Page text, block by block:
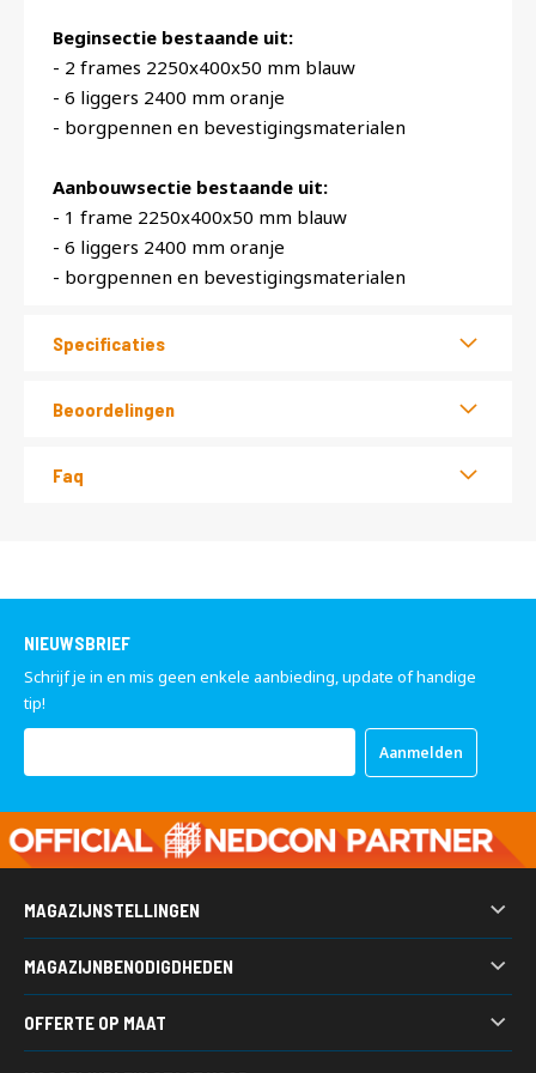
Beginsectie bestaande uit:
- 2 frames 2250x400x50 mm blauw
- 6 liggers 2400 mm oranje
- borgpennen en bevestigingsmaterialen
Aanbouwsectie bestaande uit:
- 1 frame 2250x400x50 mm blauw
- 6 liggers 2400 mm oranje
- borgpennen en bevestigingsmaterialen
Specificaties
Beoordelingen
Faq
NIEUWSBRIEF
Schrijf je in en mis geen enkele aanbieding, update of handige
tip!
Abonneer
op
nieuwsbrief
Aanmelden
MAGAZIJNSTELLINGEN
Grootvakstellingen
MAGAZIJNBENODIGDHEDEN
OFFERTE OP MAAT